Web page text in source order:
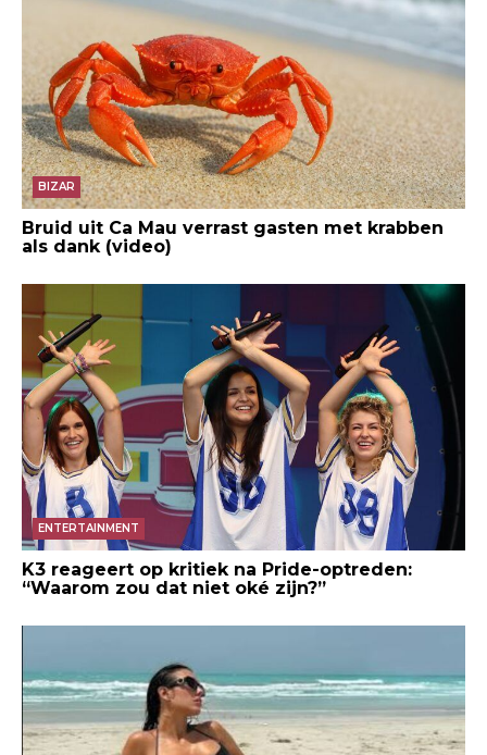
BIZAR
Bruid uit Ca Mau verrast gasten met krabben
als dank (video)
ENTERTAINMENT
K3 reageert op kritiek na Pride-optreden:
“Waarom zou dat niet oké zijn?”